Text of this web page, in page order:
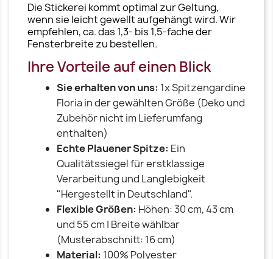
Die Stickerei kommt optimal zur Geltung,
wenn sie leicht gewellt aufgehängt wird. Wir
empfehlen, ca. das 1,3- bis 1,5-fache der
Fensterbreite zu bestellen.
Ihre Vorteile auf einen Blick
Sie erhalten von uns: 1x Spitzengardine
Floria in der gewählten Größe (Deko und
Zubehör nicht im Lieferumfang
enthalten)
Echte Plauener Spitze: Ein
Qualitätssiegel für erstklassige
Verarbeitung und Langlebigkeit
"Hergestellt in Deutschland".
Flexible Größen: Höhen: 30 cm, 43 cm
und 55 cm | Breite wählbar
(Musterabschnitt: 16 cm)
Material: 100% Polyester